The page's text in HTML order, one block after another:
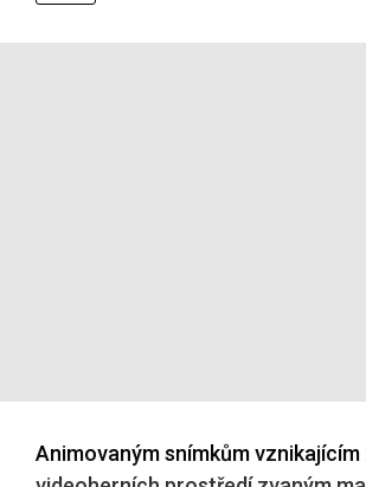
Animovaným snímkům